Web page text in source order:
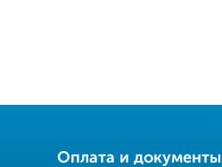
Оплата и документы